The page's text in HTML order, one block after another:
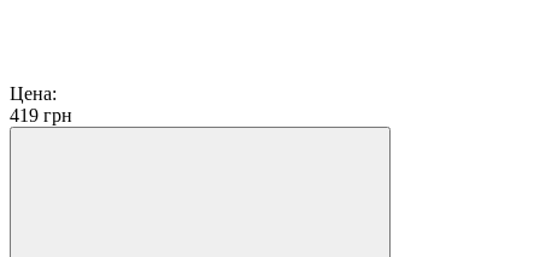
Цена:
419 грн